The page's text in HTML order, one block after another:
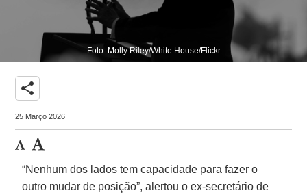
Foto: Molly Riley/White House/Flickr
share
25 Março 2026
“Nenhum dos lados tem capacidade para fazer o
outro mudar de posição”, alertou o ex-secretário de